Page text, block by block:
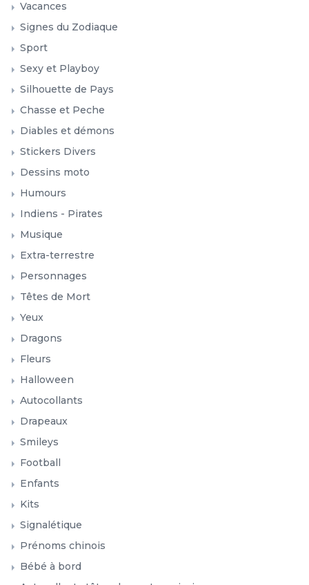
Vacances
Signes du Zodiaque
Sport
Sexy et Playboy
Silhouette de Pays
Chasse et Peche
Diables et démons
Stickers Divers
Dessins moto
Humours
Indiens - Pirates
Musique
Extra-terrestre
Personnages
Têtes de Mort
Yeux
Dragons
Fleurs
Halloween
Autocollants
Drapeaux
Smileys
Football
Enfants
Kits
Signalétique
Prénoms chinois
Bébé à bord